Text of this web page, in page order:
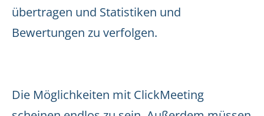
übertragen und Statistiken und
Bewertungen zu verfolgen.
Die Möglichkeiten mit ClickMeeting